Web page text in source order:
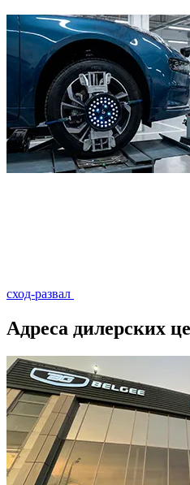
сход-развал
Адреса дилерских